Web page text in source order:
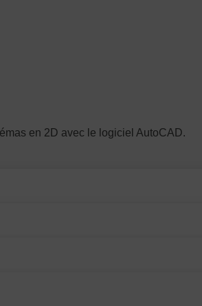
en 2D avec le logiciel AutoCAD.